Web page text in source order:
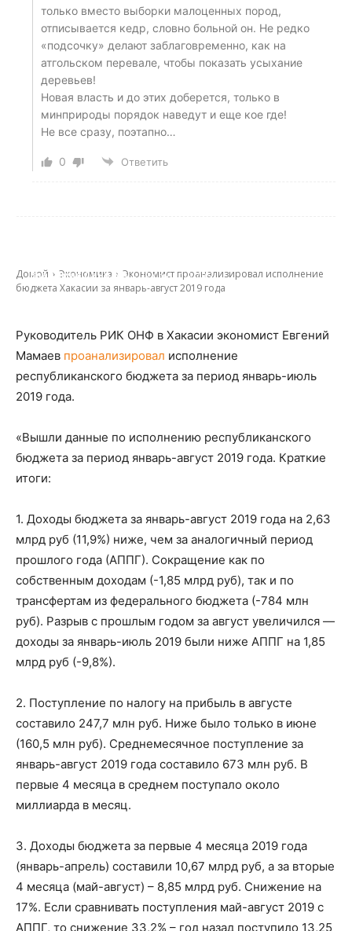
только вместо выборки малоценных пород,
отписывается кедр, словно больной он. Не редко
«подсочку» делают заблаговременно, как на
атгольском перевале, чтобы показать усыхание
деревьев!
Новая власть и до этих доберется, только в
минприроды порядок наведут и еще кое где!
Не все сразу, поэтапно…
0 Ответить